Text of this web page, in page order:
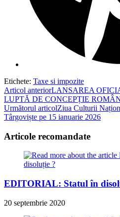
Etichete: Taxe si impozite
Read
more
articles
Articol anteriorLANSAREA
LUPTĂ DE CONCEPȚIE
Următorul articolZiua Culturii
Târgoviște pe 15 ianuarie 2026
Articole recomandate
EDITORIAL: Statul în
20 septembrie 2020